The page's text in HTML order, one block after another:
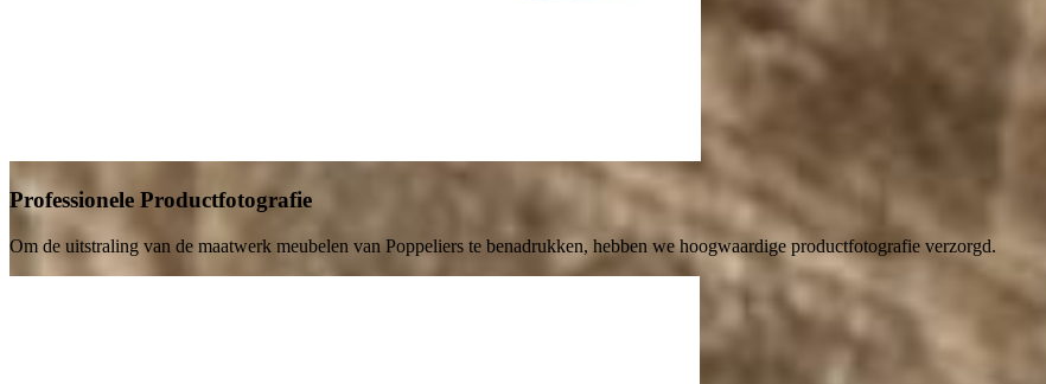
Professionele Productfotografie
Om de uitstraling van de maatwerk meubelen van Poppeliers te benadrukken, hebben we hoogwaardige productfotografie verzorgd.